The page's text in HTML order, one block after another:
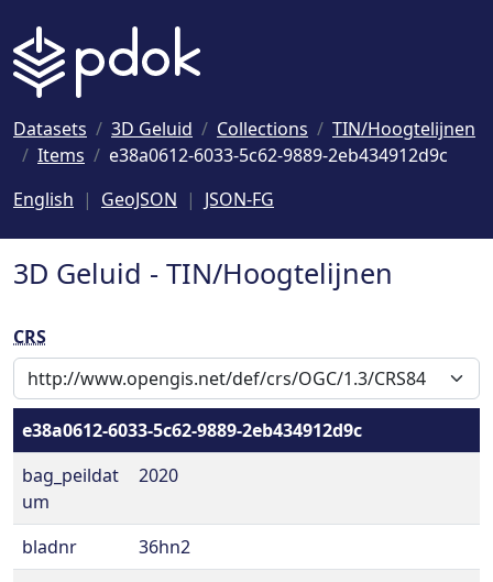
Datasets 3D Geluid Collections
TIN/Hoogtelijnen
Items
e38a0612-6033-5c62-9889-2eb434912d9c
English
GeoJSON JSON-FG
3D Geluid - TIN/Hoogtelijnen
CRS
e38a0612-6033-5c62-9889-2eb434912d9c
bag_peildat
um
2020
bladnr
36hn2